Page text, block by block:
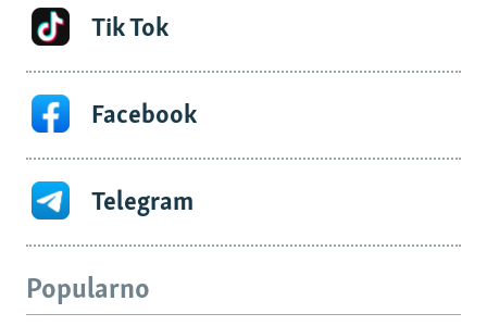
Tik Tok
Facebook
Telegram
Popularno